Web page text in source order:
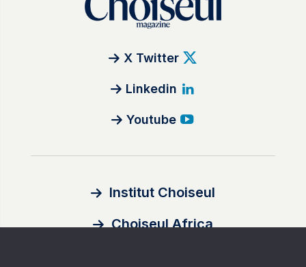
X Twitter
Linkedin
Youtube
Institut Choiseul
Choiseul Africa